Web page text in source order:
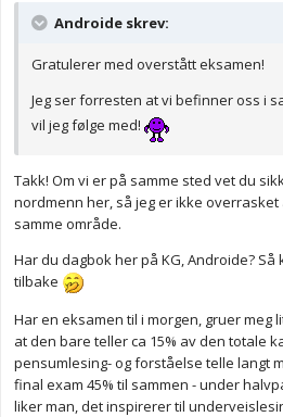
Androide skrev:
Gratulerer med overstått eksamen!
Jeg ser forresten at vi befinner oss i
vil jeg følge med!
Takk! Om vi er på samme sted vet du
nordmenn her, så jeg er ikke overrasket
samme område.
Har du dagbok her på KG, Androide?
tilbake
Har en eksamen til i morgen, gruer meg
at den bare teller ca 15% av den totale
pensumlesing- og forståelse telle langt
final exam 45% til sammen - under
liker man, det inspirerer til